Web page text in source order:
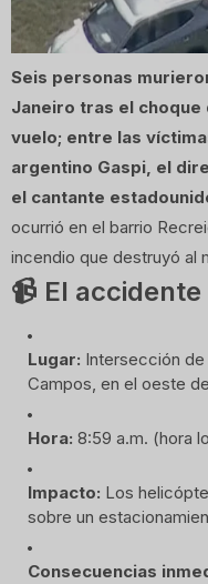
Seis personas
Janeiro tras el
vuelo; entre las
argentino Gaspi, el
el cantante
ocurrió en el barrio
incendio que destruyó al
📹 El accidente
Lugar: Intersección de
Campos, en el oeste
Hora: 8:59 a.m. (hora
Impacto: Los
sobre un
Consecuencias